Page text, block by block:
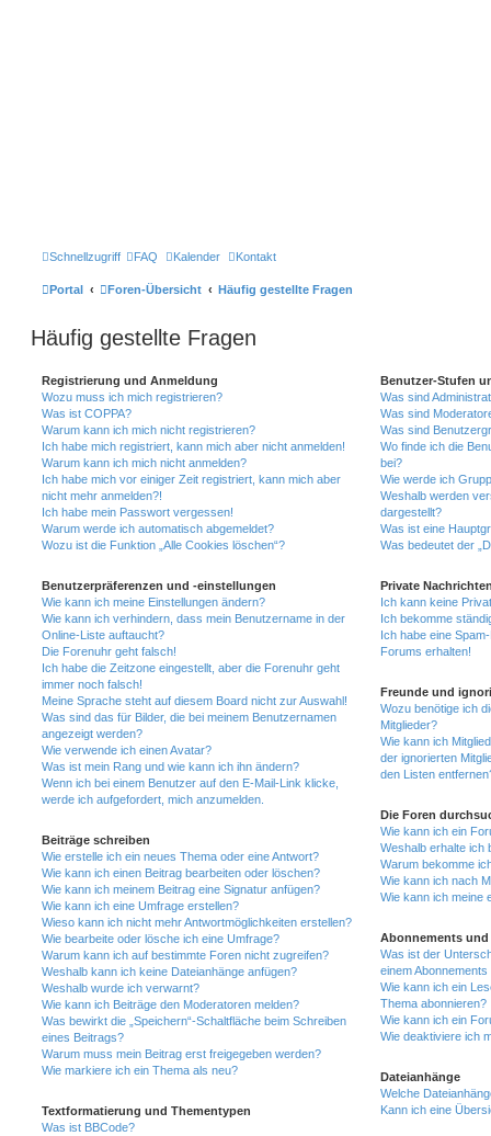
Schnellzugriff FAQ Kalender Kontakt
Portal Foren-Übersicht Häufig gestellte Fragen
Häufig gestellte Fragen
Registrierung und Anmeldung
Wozu muss ich mich registrieren?
Was ist COPPA?
Warum kann ich mich nicht registrieren?
Ich habe mich registriert, kann mich aber nicht anmelden!
Warum kann ich mich nicht anmelden?
Ich habe mich vor einiger Zeit registriert, kann mich aber
nicht mehr anmelden?!
Ich habe mein Passwort vergessen!
Warum werde ich automatisch abgemeldet?
Wozu ist die Funktion „Alle Cookies löschen“?
Benutzerpräferenzen und -einstellungen
Wie kann ich meine Einstellungen ändern?
Wie kann ich verhindern, dass mein Benutzername in der
Online-Liste auftaucht?
Die Forenuhr geht falsch!
Ich habe die Zeitzone eingestellt, aber die Forenuhr geht
immer noch falsch!
Meine Sprache steht auf diesem Board nicht zur Auswahl!
Was sind das für Bilder, die bei meinem Benutzernamen
angezeigt werden?
Wie verwende ich einen Avatar?
Was ist mein Rang und wie kann ich ihn ändern?
Wenn ich bei einem Benutzer auf den E-Mail-Link klicke,
werde ich aufgefordert, mich anzumelden.
Beiträge schreiben
Wie erstelle ich ein neues Thema oder eine Antwort?
Wie kann ich einen Beitrag bearbeiten oder löschen?
Wie kann ich meinem Beitrag eine Signatur anfügen?
Wie kann ich eine Umfrage erstellen?
Wieso kann ich nicht mehr Antwortmöglichkeiten erstellen?
Wie bearbeite oder lösche ich eine Umfrage?
Warum kann ich auf bestimmte Foren nicht zugreifen?
Weshalb kann ich keine Dateianhänge anfügen?
Weshalb wurde ich verwarnt?
Wie kann ich Beiträge den Moderatoren melden?
Was bewirkt die „Speichern“-Schaltfläche beim Schreiben
eines Beitrags?
Warum muss mein Beitrag erst freigegeben werden?
Wie markiere ich ein Thema als neu?
Textformatierung und Thementypen
Was ist BBCode?
Benutzer-Stufen
Was sind
Was sind
Was sind
Wo finde ich die
bei?
Wie werde ich
Weshalb werden
dargestellt?
Was ist eine
Was bedeutet der
Private
Ich kann keine
Ich bekomme
Ich habe eine
Forums erhalten!
Freunde und
Wozu benötige ich
Mitglieder?
Wie kann ich
der ignorierten
den Listen
Die Foren
Wie kann ich ein
Weshalb erhalte ich
Warum bekomme
Wie kann ich nach
Wie kann ich meine
Abonnements und
Was ist der
einem
Wie kann ich ein
Thema abonnieren?
Wie kann ich ein
Wie deaktiviere ich
Dateianhänge
Welche
Kann ich eine